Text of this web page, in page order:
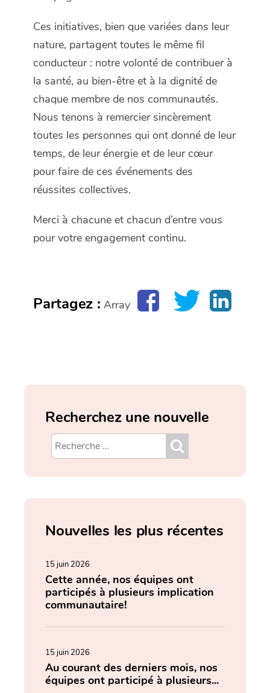
Ces initiatives, bien que variées dans leur
nature, partagent toutes le même fil
conducteur : notre volonté de contribuer à
la santé, au bien-être et à la dignité de
chaque membre de nos communautés.
Nous tenons à remercier sincèrement
toutes les personnes qui ont donné de leur
temps, de leur énergie et de leur cœur
pour faire de ces événements des
réussites collectives.
Merci à chacune et chacun d’entre vous
pour votre engagement continu.
Partagez : Array
Recherchez une nouvelle
Nouvelles les plus récentes
15 juin 2026
Cette année, nos équipes ont
participés à plusieurs implication
communautaire!
15 juin 2026
Au courant des derniers mois, nos
équipes ont participé à plusieurs...